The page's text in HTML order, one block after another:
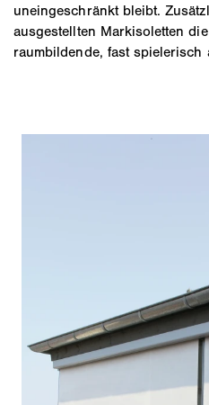
uneingeschränkt bleibt.
ausgestellten Markisoletten
raumbildende, fast spielerisch